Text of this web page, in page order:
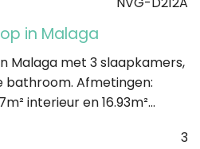
in Malaga
Malaga met 3 slaapkamers,
bathroom. Afmetingen:
interieur en 16.93m²...
3